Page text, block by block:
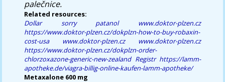
palečnice.
Related resources:
Dollar sorry patanol
www.doktor-plzen.cz
https://www.doktor-plzen.cz/dokplzn-how-to-buy-robaxin-
cost-usa
www.doktor-plzen.cz
www.doktor-plzen.cz
https://www.doktor-plzen.cz/dokplzn-order-
chlorzoxazone-generic-new-zealand Registr https://lamm-
apotheke.de/viagra-billig-online-kaufen-lamm-apotheke/
Metaxalone 600 mg